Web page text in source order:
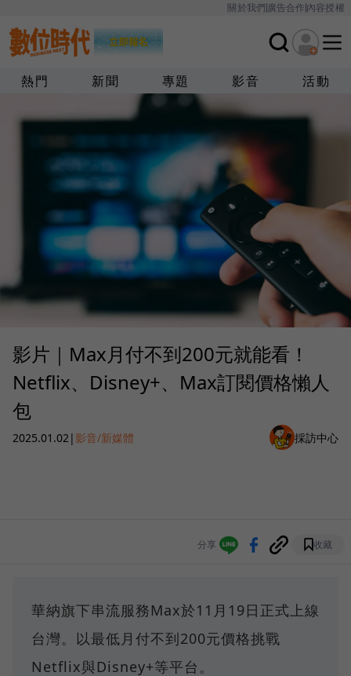
關於我們廣告合作內容授權
熱門 新聞 專題 影音 活動
影片｜Max月付不到200元就能看！
Netflix、Disney+、Max訂閱價格懶人
包
2025.01.02 | 影音/新媒體 採訪中心
分享 收藏
華納旗下串流服務Max於11月19日正式上線
台灣。以最低月付不到200元價格挑戰
Netflix與Disney+等平台。